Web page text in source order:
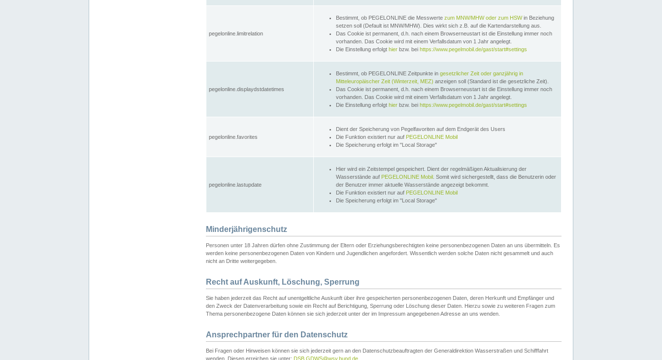
pegelonline.limitrelation
Bestimmt, ob PEGELONLINE die Messwerte zum MNW/MHW oder zum HSWin Beziehung
setzen soll (Default ist MNW/MHW). Dies wirkt sich z.B. auf die Kartendarstellung aus.
Das Cookie ist permanent, d.h. nach einem Browserneustart ist die Einstellung immer noch
vorhanden. Das Cookie wird mit einem Verfallsdatum von 1 Jahr angelegt.
Die Einstellung erfolgt hier bzw. bei https://www.pegelmobil.de/gast/start#settings
pegelonline.displaydstdatetimes
Bestimmt, ob PEGELONLINE Zeitpunkte in gesetzlicher Zeit oder ganzjährig in
Mitteleuropäischer Zeit (Winterzeit, MEZ) anzeigen soll (Standard ist die gesetzliche Zeit).
Das Cookie ist permanent, d.h. nach einem Browserneustart ist die Einstellung immer noch
vorhanden. Das Cookie wird mit einem Verfallsdatum von 1 Jahr angelegt.
Die Einstellung erfolgt hier bzw. bei https://www.pegelmobil.de/gast/start#settings
pegelonline.favorites
Dient der Speicherung von Pegelfavoriten auf dem Endgerät des Users
Die Funktion existiert nur auf PEGELONLINE Mobil
Die Speicherung erfolgt im "Local Storage"
pegelonline.lastupdate
Hier wird ein Zeitstempel gespeichert. Dient der regelmäßigen Aktualisierung der
Wasserstände auf PEGELONLINE Mobil . Somit wird sichergestellt, dass die Benutzerin oder
der Benutzer immer aktuelle Wasserstände angezeigt bekommt.
Die Funktion existiert nur auf PEGELONLINE Mobil
Die Speicherung erfolgt im "Local Storage"
Minderjährigenschutz
Personen unter 18 Jahren dürfen ohne Zustimmung der Eltern oder Erziehungsberechtigten keine personenbezogenen Daten an uns übermitteln. Es
werden keine personenbezogenen Daten von Kindern und Jugendlichen angefordert. Wissentlich werden solche Daten nicht gesammelt und auch
nicht an Dritte weitergegeben.
Recht auf Auskunft, Löschung, Sperrung
Sie haben jederzeit das Recht auf unentgeltliche Auskunft über ihre gespeicherten personenbezogenen Daten, deren Herkunft und Empfänger und
den Zweck der Datenverarbeitung sowie ein Recht auf Berichtigung, Sperrung oder Löschung dieser Daten. Hierzu sowie zu weiteren Fragen zum
Thema personenbezogene Daten können sie sich jederzeit unter der im Impressum angegebenen Adresse an uns wenden.
Ansprechpartner für den Datenschutz
Bei Fragen oder Hinweisen können sie sich jederzeit gern an den Datenschutzbeauftragten der Generaldirektion Wasserstraßen und Schifffahrt
wenden. Diesen erreichen sie unter: DSB.GDWS@wsv.bund.de